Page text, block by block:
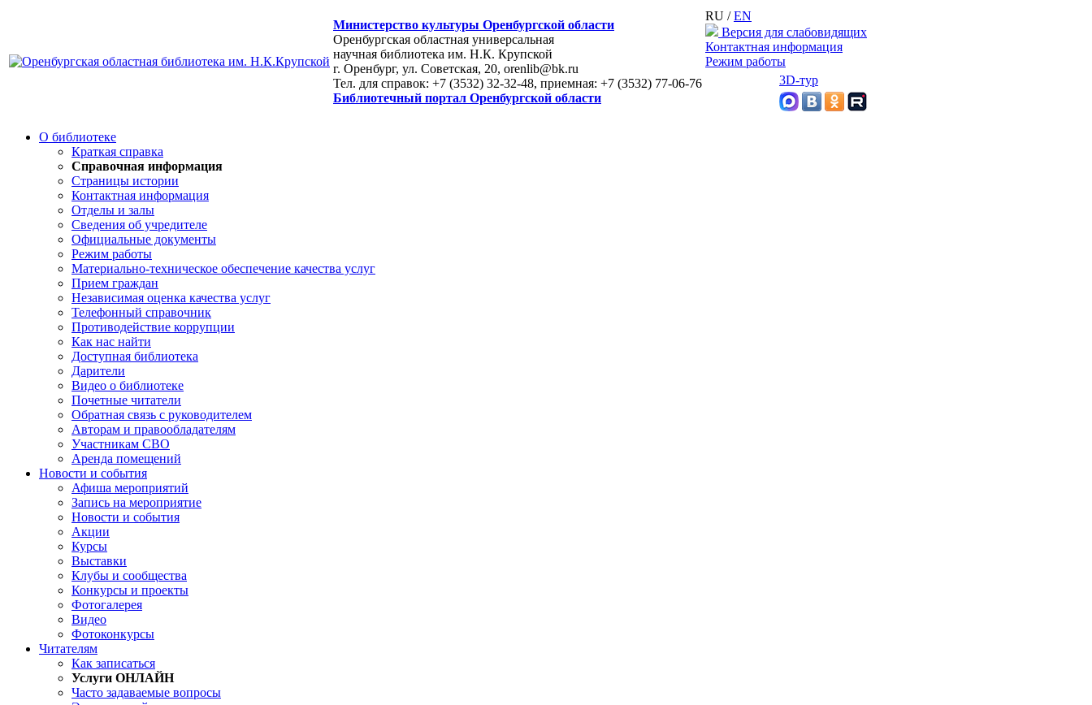
Министерство культуры Оренбургской области
Оренбургская областная универсальная
научная библиотека им. Н.К. Крупской
г. Оренбург, ул. Советская, 20, orenlib@bk.ru
Тел. для справок: +7 (3532) 32-32-48, приемная: +7 (3532) 77-06-76
Библиотечный портал Оренбургской области
RU /EN
Версия для слабовидящих
Контактная информация
Режим работы
3D-тур
О библиотеке
Краткая справка
Справочная информация
Страницы истории
Контактная информация
Отделы и залы
Сведения об учредителе
Официальные документы
Режим работы
Материально-техническое обеспечение качества услуг
Прием граждан
Независимая оценка качества услуг
Телефонный справочник
Противодействие коррупции
Как нас найти
Доступная библиотека
Дарители
Видео о библиотеке
Почетные читатели
Обратная связь с руководителем
Авторам и правообладателям
Участникам СВО
Аренда помещений
Новости и события
Афиша мероприятий
Запись на мероприятие
Новости и события
Акции
Курсы
Выставки
Клубы и сообщества
Конкурсы и проекты
Фотогалерея
Видео
Фотоконкурсы
Читателям
Как записаться
Услуги ОНЛАЙН
Часто задаваемые вопросы